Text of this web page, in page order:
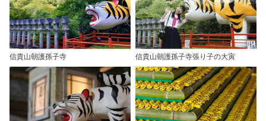
信貴山朝護孫子寺 信貴山朝護孫子寺張り子の大寅